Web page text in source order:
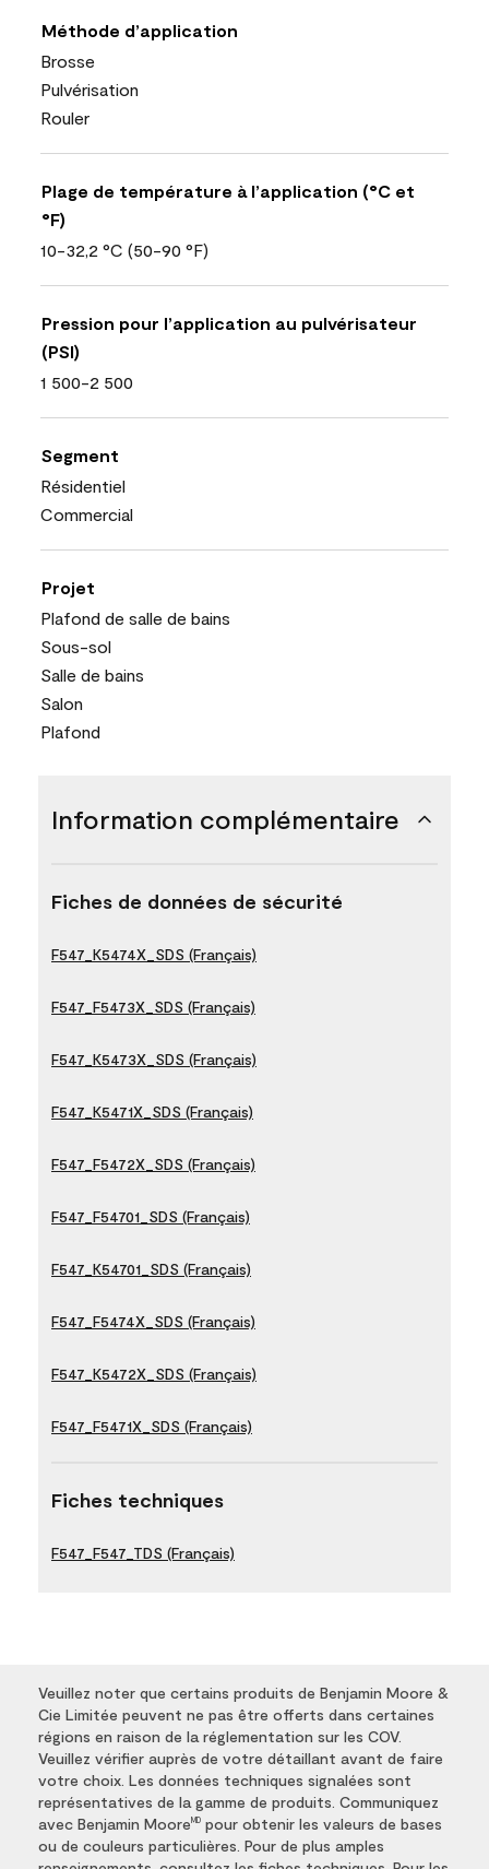
Méthode d’application
Brosse
Pulvérisation
Rouler
Plage de température à l’application (°C et
°F)
10-32,2 °C (50-90 °F)
Pression pour l’application au pulvérisateur
(PSI)
1 500-2 500
Segment
Résidentiel
Commercial
Projet
Plafond de salle de bains
Sous-sol
Salle de bains
Salon
Plafond
Information complémentaire
Fiches de données de sécurité
F547_K5474X_SDS (Français)
F547_F5473X_SDS (Français)
F547_K5473X_SDS (Français)
F547_K5471X_SDS (Français)
F547_F5472X_SDS (Français)
F547_F54701_SDS (Français)
F547_K54701_SDS (Français)
F547_F5474X_SDS (Français)
F547_K5472X_SDS (Français)
F547_F5471X_SDS (Français)
Fiches techniques
F547_F547_TDS (Français)
Veuillez noter que certains produits de Benjamin Moore &
Cie Limitée peuvent ne pas être offerts dans certaines
régions en raison de la réglementation sur les COV.
Veuillez vérifier auprès de votre détaillant avant de faire
votre choix. Les données techniques signalées sont
représentatives de la gamme de produits. Communiquez
avec Benjamin Moore MD pour obtenir les valeurs de bases
ou de couleurs particulières. Pour de plus amples